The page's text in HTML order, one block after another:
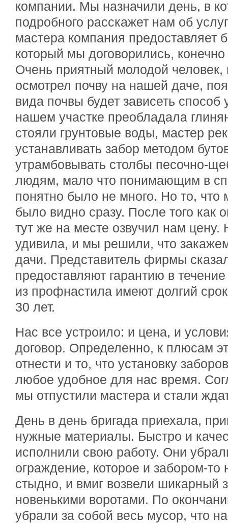
компании. Мы назначили день, в
подробного расскажет нам об
мастера компания предоставляет
который мы договорились,
Очень приятный молодой человек,
осмотрел почву на нашей даче,
вида почвы будет зависеть способ
нашем участке преобладала
стояли грунтовые воды, мастер
устанавливать забор методом
утрамбовывать столбы песочно-
людям, мало что понимающим в
понятно было не много. Но то, что
было видно сразу. После того как
тут же на месте озвучил нам цену.
удивила, и мы решили, что
дачи. Представитель фирмы
предоставляют гарантию в
из профнастила имеют долгий
30 лет.
Нас все устроило: и цена, и
договор. Определенно, к плюсам
отнести и то, что установку
любое удобное для нас время.
мы отпустили мастера и стали
День в день бригада приехала,
нужные материалы. Быстро и
исполнили свою работу. Они
ограждение, которое и забором-то
стыдно, и вмиг возвели шикарный
новенькими воротами. По
убрали за собой весь мусор, что